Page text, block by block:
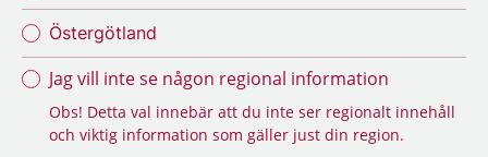
Östergötland
Jag vill inte se någon regional information
Obs! Detta val innebär att du inte ser regionalt innehåll
och viktig information som gäller just din region.